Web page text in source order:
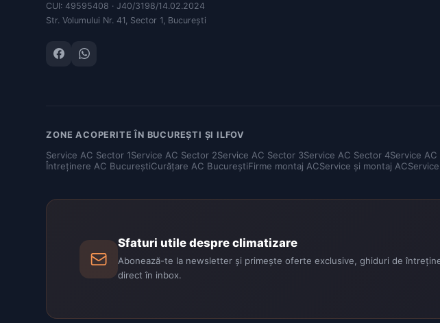
CUI: 49595408 · J40/3198/14.02.2024
Str. Volumului Nr. 41, Sector 1, București
ZONE ACOPERITE ÎN BUCUREȘTI ȘI ILFOV
Service AC Sector 1Service AC Sector 2Service AC Sector 3Service AC Sector 4Service
Întreținere AC BucureștiCurățare AC BucureștiFirme montaj ACService și montaj AC
Sfaturi utile despre climatizare
Abonează-te la newsletter și primește oferte exclusive, ghiduri de
direct în inbox.